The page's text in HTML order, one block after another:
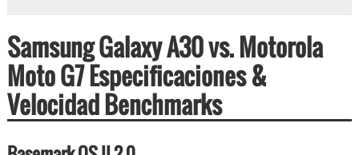
Samsung Galaxy A30 vs. Motorola
Moto G7 Especificaciones &
Velocidad Benchmarks